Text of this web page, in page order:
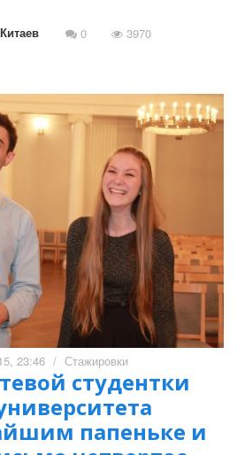
0 3970
23:46 / Стажировки
студентки
папеньке и